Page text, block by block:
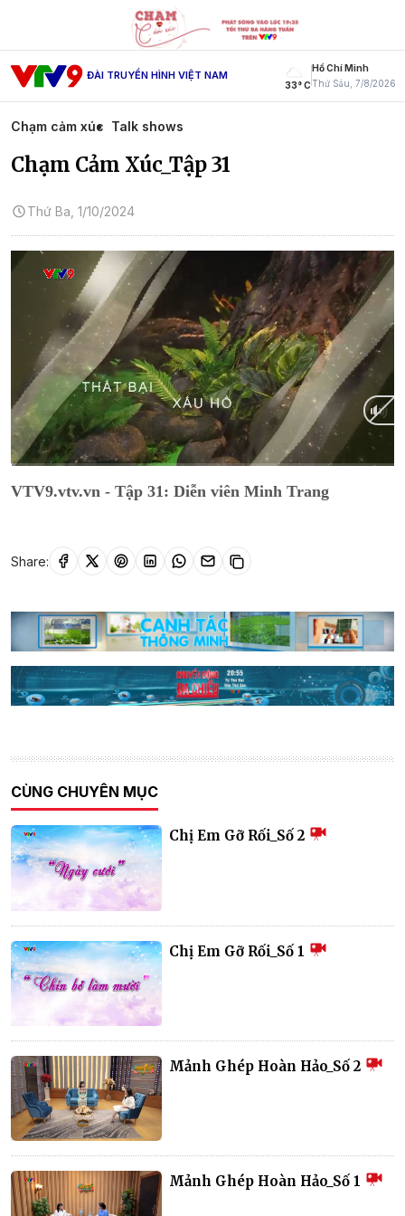
ĐÀI TRUYỀN HÌNH VIỆT NAM
33° C
Hồ Chí Minh
Thứ Sáu, 7/8/2026
Chạm cảm xúc Talk shows
Chạm Cảm Xúc_Tập 31
Thứ Ba, 1/10/2024
VTV9.vtv.vn - Tập 31: Diễn viên Minh Trang
Share:
CÙNG CHUYÊN MỤC
Chị Em Gỡ Rối_Số 2
Chị Em Gỡ Rối_Số 1
Mảnh Ghép Hoàn Hảo_Số 2
Mảnh Ghép Hoàn Hảo_Số 1